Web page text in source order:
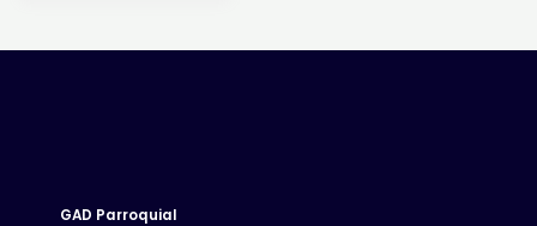
GAD Parroquial